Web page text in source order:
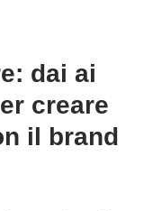
dai ai
creare
il brand